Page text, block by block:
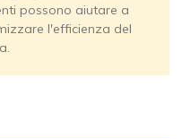
possono aiutare a
l'efficienza del